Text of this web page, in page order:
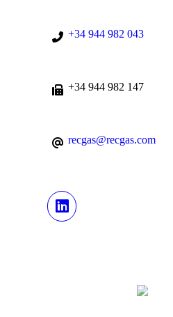
+34 944 982 043
+34 944 982 147
recgas@recgas.com